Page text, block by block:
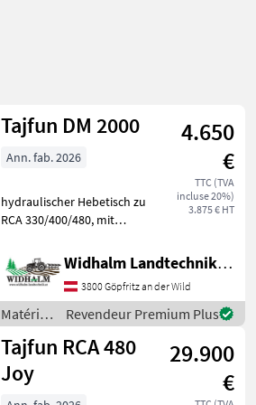
Tajfun DM 2000
4.650
€
TTC (TVA
incluse 20%)
3.875 € HT
Ann. fab. 2026
hydraulischer Hebetisch zu
RCA 330/400/480, mit
Anhängung für
Fronthydraulik, Hubkraft
Matériels forestiers et
matériels
Widhalm Landtechnik GmbH
3800 Göpfritz an der Wild
Matériels
forestiers
et
matériels
pour le
Revendeur Premium Plus
Tajfun RCA 480
Joy
29.900
€